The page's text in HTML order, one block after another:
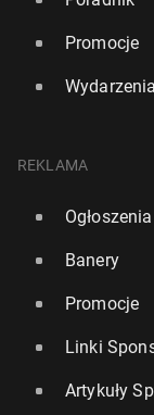
Promocje
Wydarzenia
REKLAMA
Ogłoszenia
Banery
Promocje
Linki
Artykuły